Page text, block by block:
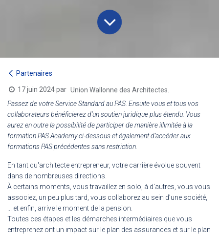
Partenaires
17 juin 2024par Union Wallonne des Architectes.
Passez de votre Service Standard au PAS. Ensuite vous et tous vos
collaborateurs bénéficierez d’un soutien juridique plus étendu. Vous
aurez en outre la possibilité de participer de manière illimitée à la
formation PAS Academy ci-dessous et également d’accéder aux
formations PAS précédentes sans restriction.
En tant qu'architecte entrepreneur, votre carrière évolue souvent
dans de nombreuses directions.
À certains moments, vous travaillez en solo, à d'autres, vous vous
associez, un peu plus tard, vous collaborez au sein d’une société,
... et enfin, arrive le moment de la pension.
Toutes ces étapes et les démarches intermédiaires que vous
entreprenez ont un impact sur le plan des assurances et sur le plan